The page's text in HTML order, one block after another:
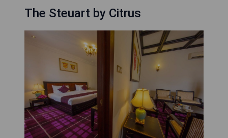
The Steuart by Citrus